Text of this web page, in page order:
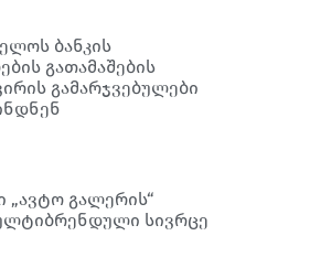
ბანკის
გათამაშების
გამარჯვებულები
„ავტო გალერის“
სივრცე